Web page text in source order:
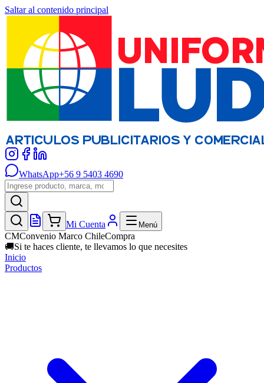
Saltar al contenido principal
WhatsApp+56 9 5403 4690
Mi Cuenta Menú
CMConvenio Marco ChileCompra
🚚Si te haces cliente, te llevamos lo que necesites
Inicio
Productos